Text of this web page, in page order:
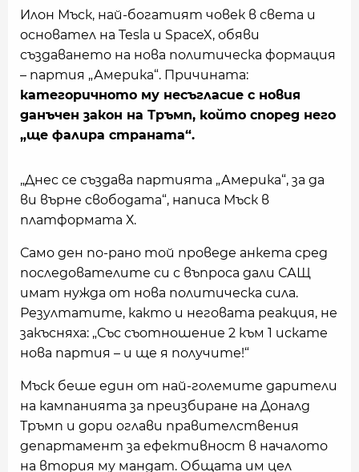
Илон Мъск, най-богатият човек в света и
основател на Tesla и SpaceX, обяви
създаването на нова политическа формация
– партия „Америка“. Причината:
категоричното му несъгласие с новия
данъчен закон на Тръмп, който според него
„ще фалира страната“.
„Днес се създава партията „Америка“, за да
ви върне свободата“, написа Мъск в
платформата Х.
Само ден по-рано той проведе анкета сред
последователите си с въпроса дали САЩ
имат нужда от нова политическа сила.
Резултатите, както и неговата реакция, не
закъсняха: „Със съотношение 2 към 1 искате
нова партия – и ще я получите!“
Мъск беше един от най-големите дарители
на кампанията за преизбиране на Доналд
Тръмп и дори оглави правителствения
департамент за ефективност в началото
на втория му мандат. Общата им цел